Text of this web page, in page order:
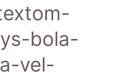
bola-
vel-